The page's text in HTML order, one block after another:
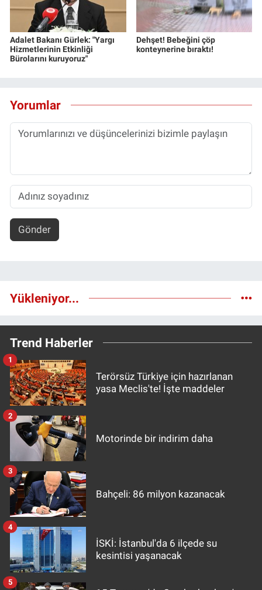
Adalet Bakanı Gürlek: "Yargı
Hizmetlerinin Etkinliği
Bürolarını kuruyoruz"
Dehşet! Bebeğini çöp
konteynerine bıraktı!
Yorumlar
Gönder
Yükleniyor...
Trend Haberler
Terörsüz Türkiye için hazırlanan
yasa Meclis'te! İşte maddeler
1
Motorinde bir indirim daha
2
Bahçeli: 86 milyon kazanacak
3
İSKİ: İstanbul'da 6 ilçede su
kesintisi yaşanacak
4
5